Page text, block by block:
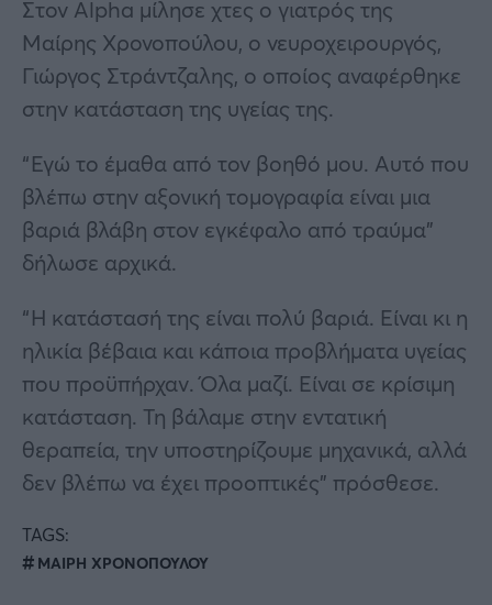
Στον Alpha μίλησε χτες ο γιατρός της
Μαίρης Χρονοπούλου, ο νευροχειρουργός,
Γιώργος Στράντζαλης, ο οποίος αναφέρθηκε
στην κατάσταση της υγείας της.
“Εγώ το έμαθα από τον βοηθό μου. Αυτό που
βλέπω στην αξονική τομογραφία είναι μια
βαριά βλάβη στον εγκέφαλο από τραύμα”
δήλωσε αρχικά.
“Η κατάστασή της είναι πολύ βαριά. Είναι κι η
ηλικία βέβαια και κάποια προβλήματα υγείας
που προϋπήρχαν. Όλα μαζί. Είναι σε κρίσιμη
κατάσταση. Τη βάλαμε στην εντατική
θεραπεία, την υποστηρίζουμε μηχανικά, αλλά
δεν βλέπω να έχει προοπτικές” πρόσθεσε.
TAGS:
ΜΑΙΡΗ ΧΡΟΝΟΠΟΥΛΟΥ